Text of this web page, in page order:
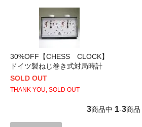
30%OFF【CHESS CLOCK】
ドイツ製ねじ巻き式対局時計
SOLD OUT
THANK YOU, SOLD OUT
3商品中 1-3商品